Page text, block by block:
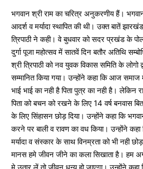
भगवान श्री राम का चरित्र अनुकरणीय हैं।
आदर्श व मर्यादा स्थापित की थी। उक्त बातें
त्रिपाठी ने कही। वे बुधवार को सदर प्रखंड के
दुर्गा पूजा महोत्सव में सातवें दिन बतौर अतिथि
श्री त्रिपाठी को नव युवक विकास समिति के लोगो
सम्मानित किया गया। उन्होंने कहा कि आज समाज
भाई भाई का नही है पिता पुत्र का नही है। लेकिन
पिता को बचन को रखने के लिए 14 वर्ष बनवास
के लिए सिंहासन छोड़ दिया। उन्होंने कहा कि
करने पर बाली व रावण का वध किया। उन्होंने कहा
मर्यादा व संस्कार के साथ विनम्रता को भी नही
मानस हमे जीवन जीने का कला सिखाता है। हम